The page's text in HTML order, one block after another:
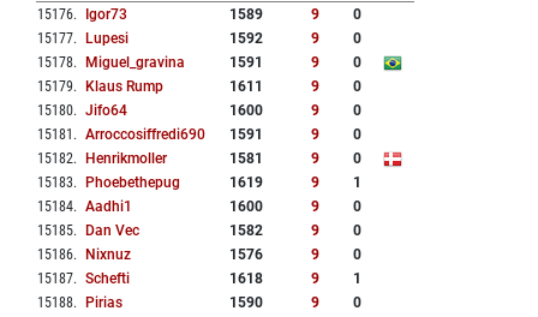
15176. Igor73 1589 9
0
15177. Lupesi 1592 9
0
15178. Miguel_gravina 1591 9
0
15179. Klaus Rump 1611 9
0
15180. Jifo64 1600 9
0
15181 . Arroccosiffredi690 1591 9
0
15182. Henrikmoller 1581 9
0
15183. Phoebethepug 1619 9
1
15184. Aadhi1 1600 9
0
15185. Dan Vec 1582 9
0
15186. Nixnuz 1576 9
0
15187. Schefti 1618 9
1
15188. Pirias 1590 9
0